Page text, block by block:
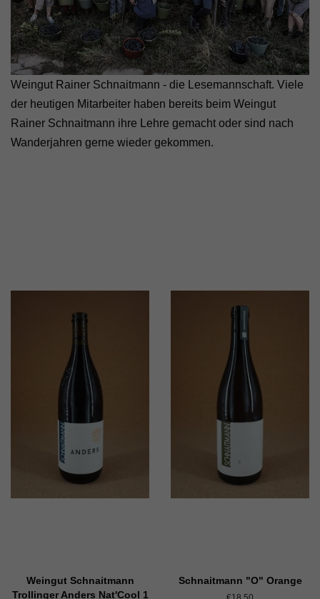
Weingut Rainer Schnaitmann - die Lesemannschaft. Viele
der heutigen Mitarbeiter haben bereits beim Weingut
Rainer Schnaitmann ihre Lehre gemacht oder sind nach
Wanderjahren gerne wieder gekommen.
Weingut Schnaitmann
Trollinger Anders Nat'Cool 1
Schnaitmann "O" Orange